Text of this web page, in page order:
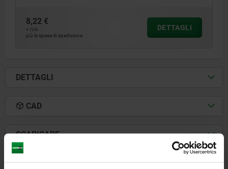
8,22 €
+ IVA
più le spese di spedizione
DETTAGLI
DETTAGLI
CAD
SCARICARE